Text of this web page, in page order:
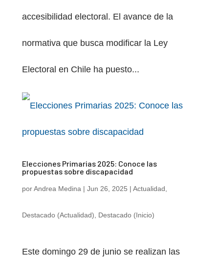
accesibilidad electoral. El avance de la
normativa que busca modificar la Ley
Electoral en Chile ha puesto...
Elecciones Primarias 2025: Conoce las
propuestas sobre discapacidad
porAndrea Medina | Jun 26, 2025 | Actualidad
Destacado (Actualidad) Destacado (Inicio)
Este domingo 29 de junio se realizan las